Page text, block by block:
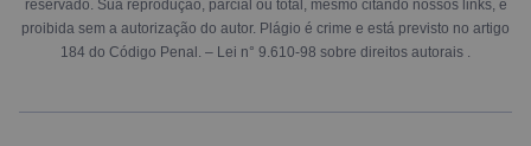
reservado. Sua reprodução, parcial ou total, mesmo citando nossos links, é
proibida sem a autorização do autor. Plágio é crime e está previsto no artigo
184 do Código Penal. – Lei n° 9.610-98 sobre direitos autorais .